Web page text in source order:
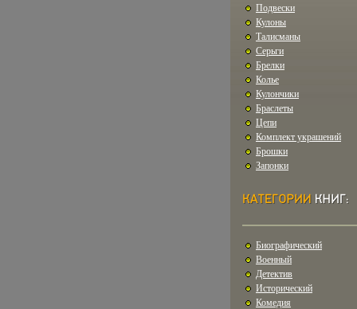
Подвески
Кулоны
Талисманы
Серьги
Брелки
Колье
Кулончики
Браслеты
Цепи
Комплект украшений
Брошки
Запонки
Биографический
Военный
Детектив
Исторический
Комедия